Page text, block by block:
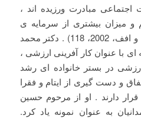
مبادرت ورزیده اند ،
و میزان بیشتری از سرمایه ی
اجتماعی برخوردارند.(کریشنا و افف، 2002، 118) . دکتر محمد
ای با عنوان کار آفرینی ارزشی ،
در بستر خانواده ای رشد
و دست گیری از ایتام و فقرا
دارند . او از مرحوم حسین
به عنوان نمونه یاد کرد.